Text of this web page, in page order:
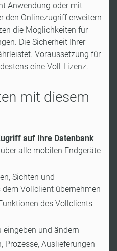
Anwendung oder mit
den Onlinezugriff erweitern
die Möglichkeiten für
Die Sicherheit Ihrer
Voraussetzung für
eine Voll-Lizenz.
mit diesem
auf Ihre Datenbank
alle mobilen Endgeräte
Sichten und
Vollclient übernehmen
des Vollclients
eingeben und ändern
Prozesse, Auslieferungen